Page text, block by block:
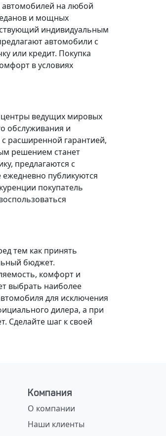
на любой
и мощных
индивидуальным
автомобили с
или кредит. Покупка
в условиях
ведущих мировых
обслуживания и
расширенной гарантией,
решением станет
предлагаются с
публикуются
покупатель
тем как принять
бюджет.
комфорт и
выбрать наиболее
для исключения
дилера, а при
Сделайте шаг к своей
Компания
О компании
Наши клиенты